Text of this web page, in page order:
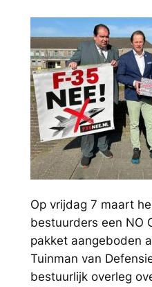
Op vrijdag 7 maart
bestuurders een NO
pakket aangeboden
Tuinman van
bestuurlijk overleg